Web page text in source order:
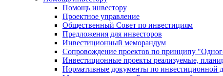
Помощь инвестору
Проектное управление
Общественный Совет по инвестициям
Предложения для инвесторов
Инвестиционный меморандум
Сопровождение проектов по принципу
Инвестиционные проекты реализуемые,
Нормативные документы по инвестиционной